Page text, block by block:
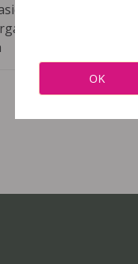
leerproblemen
klas en school
OK